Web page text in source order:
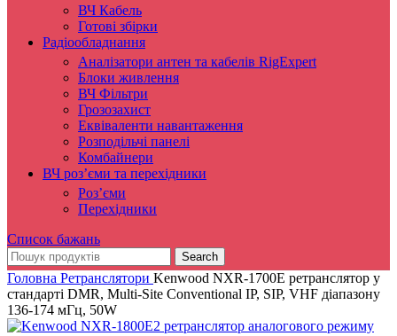
ВЧ Кабель
Готові збірки
Радіообладнання
Аналізатори антен та кабелів RigExpert
Блоки живлення
ВЧ Фільтри
Грозозахист
Еквіваленти навантаження
Розподільчі панелі
Комбайнери
ВЧ роз’єми та перехідники
Роз’єми
Перехідники
Список бажань
Search
Головна Ретранслятори Kenwood NXR-1700E ретранслятор у
стандарті DMR, Multi-Site Conventional IP, SIP, VHF діапазону
136-174 мГц, 50W